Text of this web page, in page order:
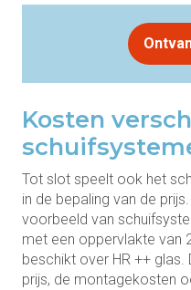
Kosten
Tot slot speelt ook het
in de bepaling van de
voorbeeld van
met een oppervlakte van
beschikt over HR ++
prijs, de montagekosten